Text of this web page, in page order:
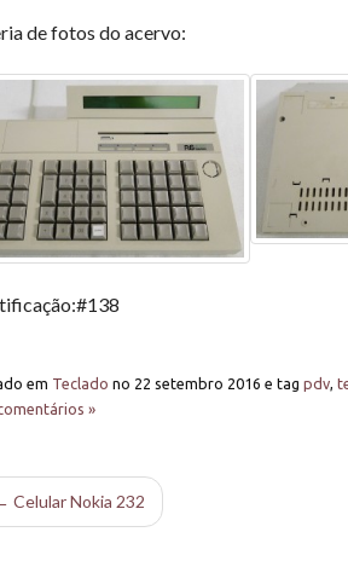
de fotos do acervo:
em Teclado no 22 setembro 2016 e tag pdv,
»
Celular Nokia 232